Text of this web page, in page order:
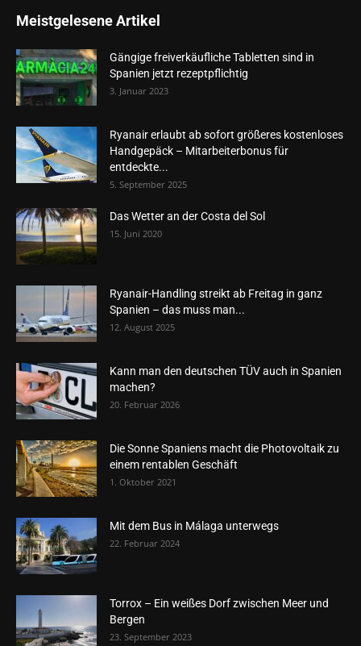
Meistgelesene Artikel
Gängige freiverkäufliche Tabletten sind in
Spanien jetzt rezeptpflichtig
3. Januar 2023
Ryanair erlaubt ab sofort größeres kostenloses
Handgepäck – Mitarbeiterbonus für
entdeckte...
5. September 2025
Das Wetter an der Costa del Sol
15. Juni 2020
Ryanair-Handling streikt ab Freitag in ganz
Spanien – das muss man...
12. August 2025
Kann man den deutschen TÜV auch in Spanien
machen?
20. Februar 2026
Die Sonne Spaniens macht die Photovoltaik zu
einem rentablen Geschäft
1. Oktober 2021
Mit dem Bus in Málaga unterwegs
22. Februar 2024
Torrox – Ein weißes Dorf zwischen Meer und
Bergen
23. September 2023